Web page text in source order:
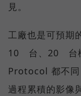
見。
工廠也是可預期
10 台、20 台
Protocol 都不同
過程累積的影像